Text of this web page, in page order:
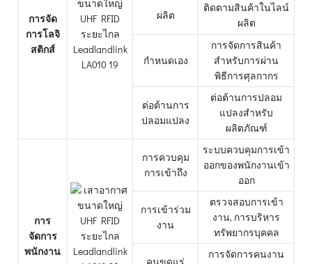
การจัด
การโลจิ
สติกส์
ผลิต
ติดตามสินค้าในไลน์
ผลิต
กำหนดเอง
การจัดการสินค้า
สำหรับการผ่าน
พิธีการศุลกากร
ต่อต้านการ
ปลอมแปลง
ต่อต้านการปลอม
แปลงสำหรับ
ผลิตภัณฑ์
การ
จัดการ
พนักงาน
การควบคุม
การเข้าถึง
ระบบควบคุมการเข้า
ออกของพนักงานเข้า
ออก
การเข้าร่วม
งาน
ตรวจสอบการเข้า
งาน, การบริหาร
ทรัพยากรบุคคล
การจัดการคนงาน